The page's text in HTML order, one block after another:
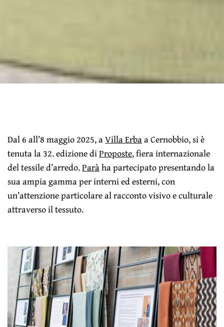
Dal 6 all’8 maggio 2025, aVilla Erbaa Cernobbio, si è
tenuta la 32. edizione diProposte, fiera internazionale
del tessile d’arredo.Paràha partecipato presentando la
sua ampia gamma per interni ed esterni, con
un’attenzione particolare al racconto visivo e culturale
attraverso il tessuto.